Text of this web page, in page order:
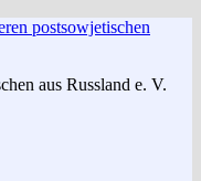
postsowjetischen
aus Russland e. V.